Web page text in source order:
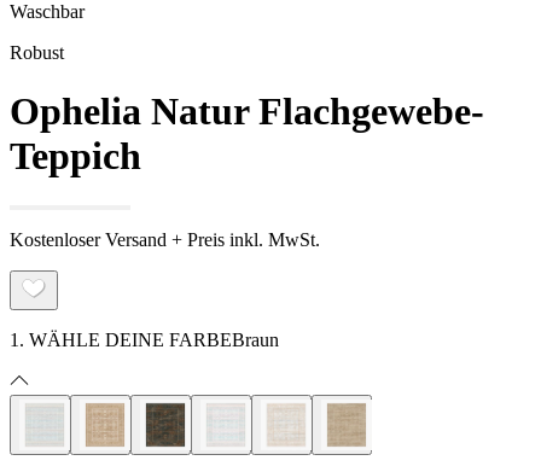
Waschbar
Robust
Ophelia Natur Flachgewebe-
Teppich
Kostenloser Versand + Preis inkl. MwSt.
1. WÄHLE DEINE FARBEBraun